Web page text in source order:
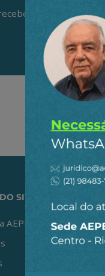
os principais
SITE